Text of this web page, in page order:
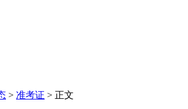
> 准考证 > 正文